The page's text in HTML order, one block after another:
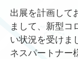
出展を計画して
まして、新型コ
い状況を受けま
ネスパートナー